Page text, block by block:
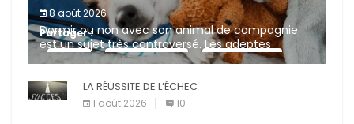
8 août 2026
Dormir ou non avec son animal de compagnie
est un sujet très controversé. Les adeptes
affirment que la présence de leur compagnon à
Partager :
Facebook Pinterest
E-mail Imprimer
LA RÉUSSITE DE L’ÉCHEC
1 août 2026 10